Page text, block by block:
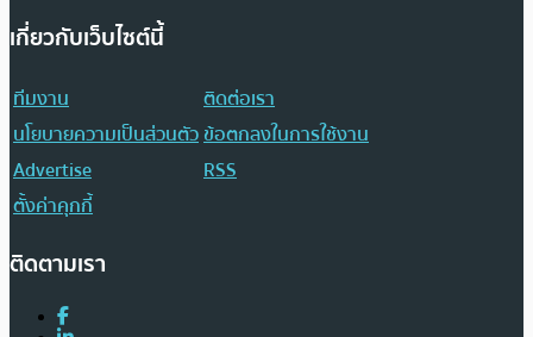
เกี่ยวกับเว็บไซต์นี้
ทีมงาน
ติดต่อเรา
นโยบายความเป็นส่วนตัวข้อตกลงในการใช้งาน
Advertise
RSS
ตั้งค่าคุกกี้
ติดตามเรา